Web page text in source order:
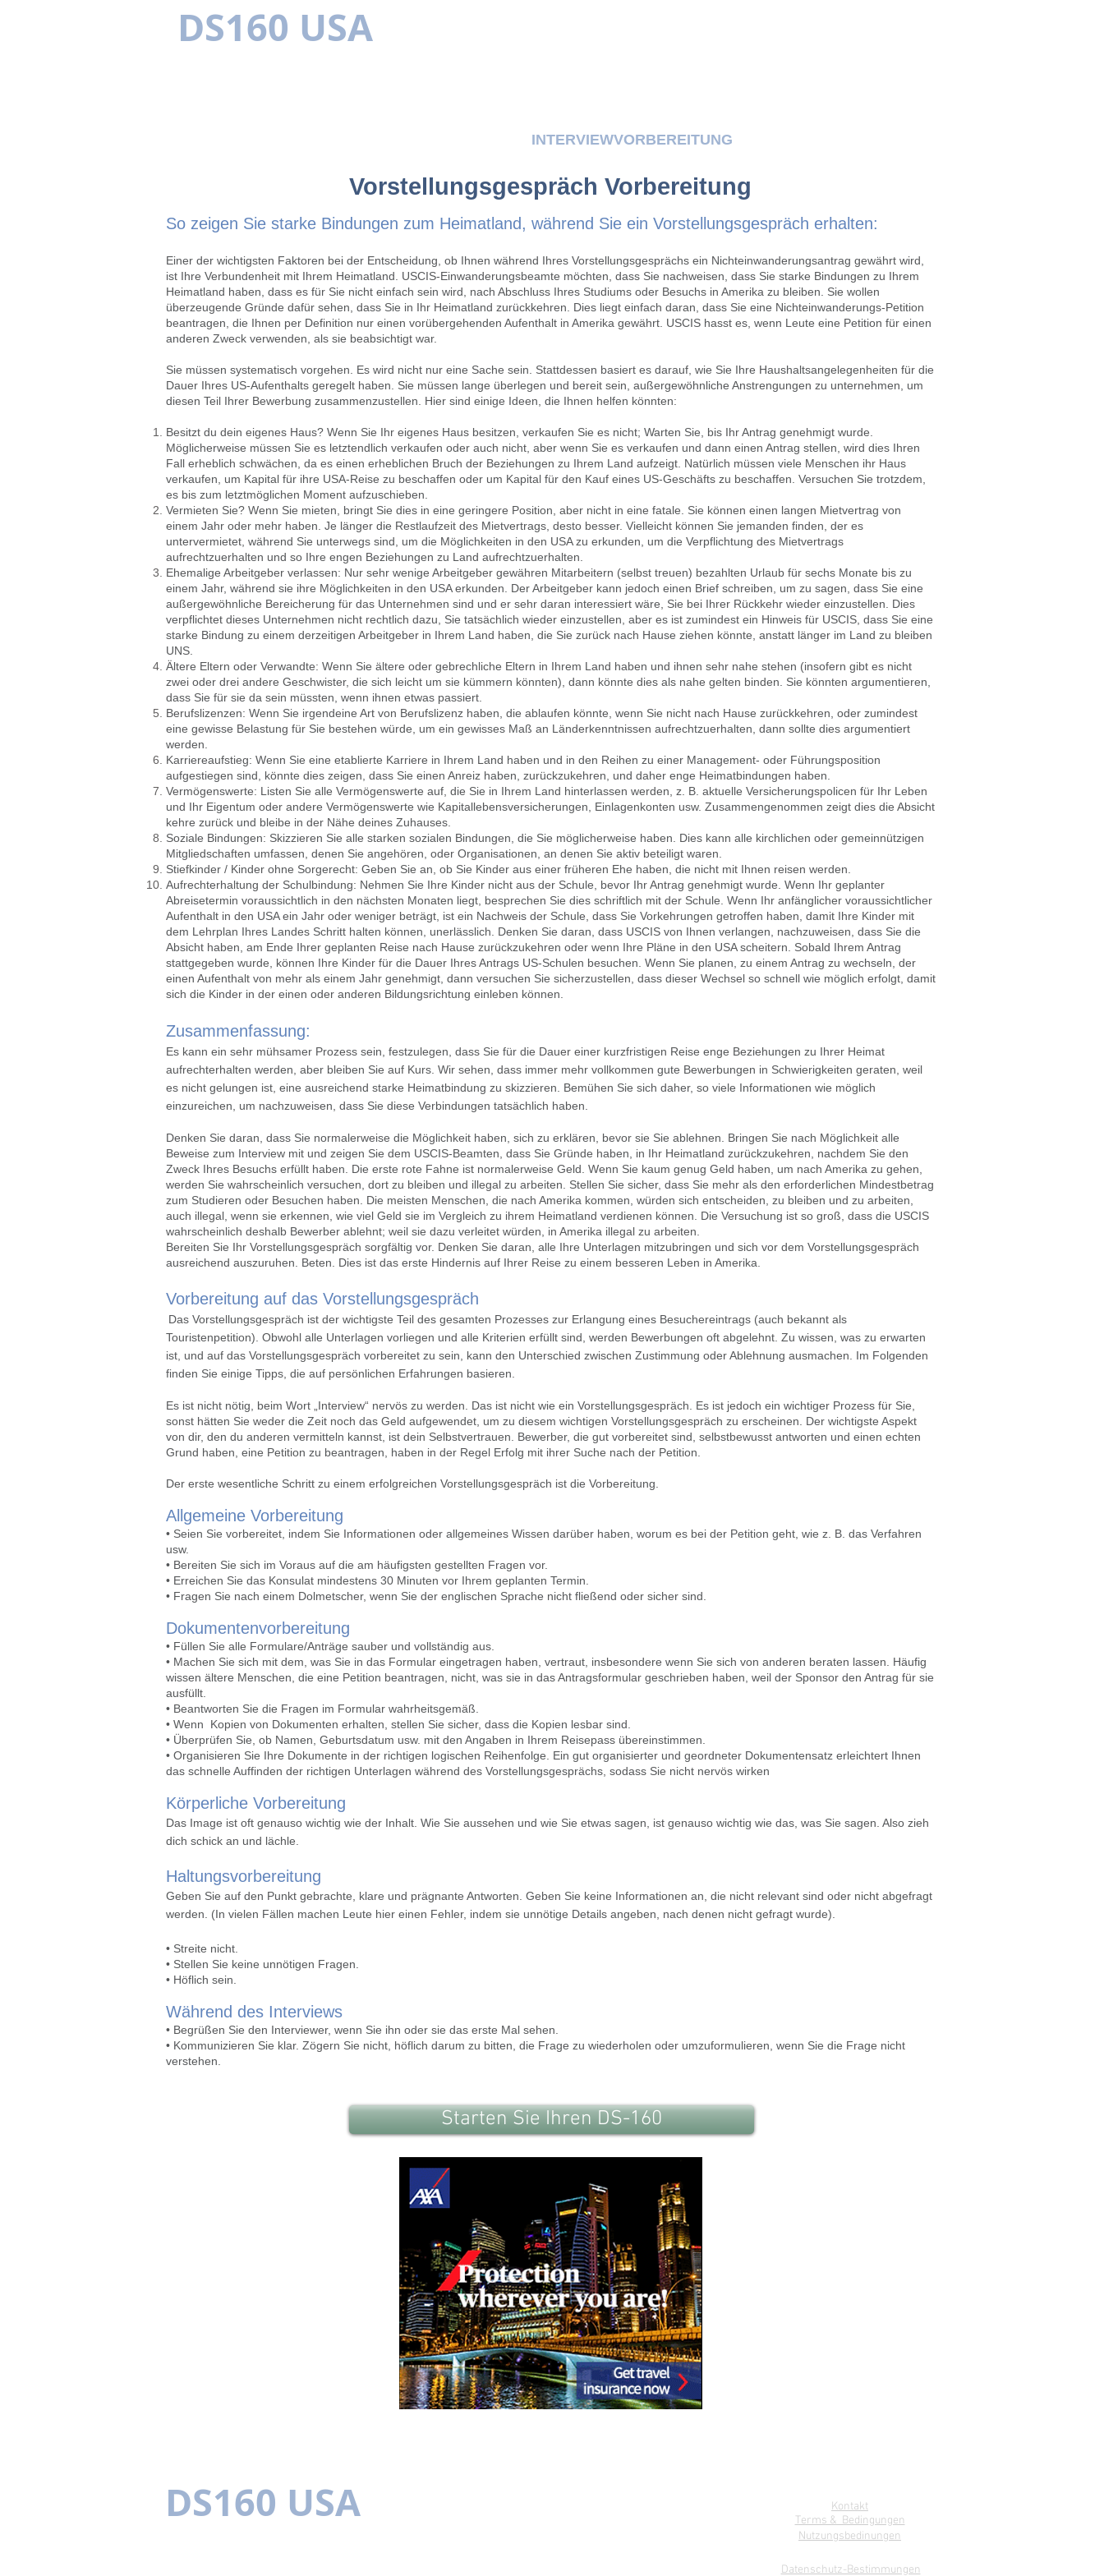
DS160 USA
INTERVIEWVORBEREITUNG
Vorstellungsgespräch Vorbereitung
So zeigen Sie starke Bindungen zum Heimatland, während Sie ein Vorstellungsgespräch erhalten:
Einer der wichtigsten Faktoren bei der Entscheidung, ob Ihnen während Ihres Vorstellungsgesprächs ein Nichteinwanderungsantrag gewährt wird,
ist Ihre Verbundenheit mit Ihrem Heimatland. USCIS-Einwanderungsbeamte möchten, dass Sie nachweisen, dass Sie starke Bindungen zu Ihrem
Heimatland haben, dass es für Sie nicht einfach sein wird, nach Abschluss Ihres Studiums oder Besuchs in Amerika zu bleiben. Sie wollen
überzeugende Gründe dafür sehen, dass Sie in Ihr Heimatland zurückkehren. Dies liegt einfach daran, dass Sie eine Nichteinwanderungs-Petition
beantragen, die Ihnen per Definition nur einen vorübergehenden Aufenthalt in Amerika gewährt. USCIS hasst es, wenn Leute eine Petition für einen
anderen Zweck verwenden, als sie beabsichtigt war.
Sie müssen systematisch vorgehen. Es wird nicht nur eine Sache sein. Stattdessen basiert es darauf, wie Sie Ihre Haushaltsangelegenheiten für die
Dauer Ihres US-Aufenthalts geregelt haben. Sie müssen lange überlegen und bereit sein, außergewöhnliche Anstrengungen zu unternehmen, um
diesen Teil Ihrer Bewerbung zusammenzustellen. Hier sind einige Ideen, die Ihnen helfen könnten:
Besitzt du dein eigenes Haus? Wenn Sie Ihr eigenes Haus besitzen, verkaufen Sie es nicht; Warten Sie, bis Ihr Antrag genehmigt wurde.
Möglicherweise müssen Sie es letztendlich verkaufen oder auch nicht, aber wenn Sie es verkaufen und dann einen Antrag stellen, wird dies Ihren
Fall erheblich schwächen, da es einen erheblichen Bruch der Beziehungen zu Ihrem Land aufzeigt. Natürlich müssen viele Menschen ihr Haus
verkaufen, um Kapital für ihre USA-Reise zu beschaffen oder um Kapital für den Kauf eines US-Geschäfts zu beschaffen. Versuchen Sie trotzdem,
es bis zum letztmöglichen Moment aufzuschieben.
Vermieten Sie? Wenn Sie mieten, bringt Sie dies in eine geringere Position, aber nicht in eine fatale. Sie können einen langen Mietvertrag von
einem Jahr oder mehr haben. Je länger die Restlaufzeit des Mietvertrags, desto besser. Vielleicht können Sie jemanden finden, der es
untervermietet, während Sie unterwegs sind, um die Möglichkeiten in den USA zu erkunden, um die Verpflichtung des Mietvertrags
aufrechtzuerhalten und so Ihre engen Beziehungen zu Land aufrechtzuerhalten.
Ehemalige Arbeitgeber verlassen: Nur sehr wenige Arbeitgeber gewähren Mitarbeitern (selbst treuen) bezahlten Urlaub für sechs Monate bis zu
einem Jahr, während sie ihre Möglichkeiten in den USA erkunden. Der Arbeitgeber kann jedoch einen Brief schreiben, um zu sagen, dass Sie eine
außergewöhnliche Bereicherung für das Unternehmen sind und er sehr daran interessiert wäre, Sie bei Ihrer Rückkehr wieder einzustellen. Dies
verpflichtet dieses Unternehmen nicht rechtlich dazu, Sie tatsächlich wieder einzustellen, aber es ist zumindest ein Hinweis für USCIS, dass Sie eine
starke Bindung zu einem derzeitigen Arbeitgeber in Ihrem Land haben, die Sie zurück nach Hause ziehen könnte, anstatt länger im Land zu bleiben
UNS.
Ältere Eltern oder Verwandte: Wenn Sie ältere oder gebrechliche Eltern in Ihrem Land haben und ihnen sehr nahe stehen (insofern gibt es nicht
zwei oder drei andere Geschwister, die sich leicht um sie kümmern könnten), dann könnte dies als nahe gelten binden. Sie könnten argumentieren,
dass Sie für sie da sein müssten, wenn ihnen etwas passiert.
Berufslizenzen: Wenn Sie irgendeine Art von Berufslizenz haben, die ablaufen könnte, wenn Sie nicht nach Hause zurückkehren, oder zumindest
eine gewisse Belastung für Sie bestehen würde, um ein gewisses Maß an Länderkenntnissen aufrechtzuerhalten, dann sollte dies argumentiert
werden.
Karriereaufstieg: Wenn Sie eine etablierte Karriere in Ihrem Land haben und in den Reihen zu einer Management- oder Führungsposition
aufgestiegen sind, könnte dies zeigen, dass Sie einen Anreiz haben, zurückzukehren, und daher enge Heimatbindungen haben.
Vermögenswerte: Listen Sie alle Vermögenswerte auf, die Sie in Ihrem Land hinterlassen werden, z. B. aktuelle Versicherungspolicen für Ihr Leben
und Ihr Eigentum oder andere Vermögenswerte wie Kapitallebensversicherungen, Einlagenkonten usw. Zusammengenommen zeigt dies die Absicht
kehre zurück und bleibe in der Nähe deines Zuhauses.
Soziale Bindungen: Skizzieren Sie alle starken sozialen Bindungen, die Sie möglicherweise haben. Dies kann alle kirchlichen oder gemeinnützigen
Mitgliedschaften umfassen, denen Sie angehören, oder Organisationen, an denen Sie aktiv beteiligt waren.
Stiefkinder / Kinder ohne Sorgerecht: Geben Sie an, ob Sie Kinder aus einer früheren Ehe haben, die nicht mit Ihnen reisen werden.
Aufrechterhaltung der Schulbindung: Nehmen Sie Ihre Kinder nicht aus der Schule, bevor Ihr Antrag genehmigt wurde. Wenn Ihr geplanter
Abreisetermin voraussichtlich in den nächsten Monaten liegt, besprechen Sie dies schriftlich mit der Schule. Wenn Ihr anfänglicher voraussichtlicher
Aufenthalt in den USA ein Jahr oder weniger beträgt, ist ein Nachweis der Schule, dass Sie Vorkehrungen getroffen haben, damit Ihre Kinder mit
dem Lehrplan Ihres Landes Schritt halten können, unerlässlich. Denken Sie daran, dass USCIS von Ihnen verlangen, nachzuweisen, dass Sie die
Absicht haben, am Ende Ihrer geplanten Reise nach Hause zurückzukehren oder wenn Ihre Pläne in den USA scheitern. Sobald Ihrem Antrag
stattgegeben wurde, können Ihre Kinder für die Dauer Ihres Antrags US-Schulen besuchen. Wenn Sie planen, zu einem Antrag zu wechseln, der
einen Aufenthalt von mehr als einem Jahr genehmigt, dann versuchen Sie sicherzustellen, dass dieser Wechsel so schnell wie möglich erfolgt, damit
sich die Kinder in der einen oder anderen Bildungsrichtung einleben können.
Zusammenfassung:
Es kann ein sehr mühsamer Prozess sein, festzulegen, dass Sie für die Dauer einer kurzfristigen Reise enge Beziehungen zu Ihrer Heimat
aufrechterhalten werden, aber bleiben Sie auf Kurs. Wir sehen, dass immer mehr vollkommen gute Bewerbungen in Schwierigkeiten geraten, weil
es nicht gelungen ist, eine ausreichend starke Heimatbindung zu skizzieren. Bemühen Sie sich daher, so viele Informationen wie möglich
einzureichen, um nachzuweisen, dass Sie diese Verbindungen tatsächlich haben.
Denken Sie daran, dass Sie normalerweise die Möglichkeit haben, sich zu erklären, bevor sie Sie ablehnen. Bringen Sie nach Möglichkeit alle
Beweise zum Interview mit und zeigen Sie dem USCIS-Beamten, dass Sie Gründe haben, in Ihr Heimatland zurückzukehren, nachdem Sie den
Zweck Ihres Besuchs erfüllt haben. Die erste rote Fahne ist normalerweise Geld. Wenn Sie kaum genug Geld haben, um nach Amerika zu gehen,
werden Sie wahrscheinlich versuchen, dort zu bleiben und illegal zu arbeiten. Stellen Sie sicher, dass Sie mehr als den erforderlichen Mindestbetrag
zum Studieren oder Besuchen haben. Die meisten Menschen, die nach Amerika kommen, würden sich entscheiden, zu bleiben und zu arbeiten,
auch illegal, wenn sie erkennen, wie viel Geld sie im Vergleich zu ihrem Heimatland verdienen können. Die Versuchung ist so groß, dass die USCIS
wahrscheinlich deshalb Bewerber ablehnt; weil sie dazu verleitet würden, in Amerika illegal zu arbeiten.
Bereiten Sie Ihr Vorstellungsgespräch sorgfältig vor. Denken Sie daran, alle Ihre Unterlagen mitzubringen und sich vor dem Vorstellungsgespräch
ausreichend auszuruhen. Beten. Dies ist das erste Hindernis auf Ihrer Reise zu einem besseren Leben in Amerika.
Vorbereitung auf das Vorstellungsgespräch
Das Vorstellungsgespräch ist der wichtigste Teil des gesamten Prozesses zur Erlangung eines Besuchereintrags (auch bekannt als
Touristenpetition). Obwohl alle Unterlagen vorliegen und alle Kriterien erfüllt sind, werden Bewerbungen oft abgelehnt. Zu wissen, was zu erwarten
ist, und auf das Vorstellungsgespräch vorbereitet zu sein, kann den Unterschied zwischen Zustimmung oder Ablehnung ausmachen. Im Folgenden
finden Sie einige Tipps, die auf persönlichen Erfahrungen basieren.
Es ist nicht nötig, beim Wort „Interview“ nervös zu werden. Das ist nicht wie ein Vorstellungsgespräch. Es ist jedoch ein wichtiger Prozess für Sie,
sonst hätten Sie weder die Zeit noch das Geld aufgewendet, um zu diesem wichtigen Vorstellungsgespräch zu erscheinen. Der wichtigste Aspekt
von dir, den du anderen vermitteln kannst, ist dein Selbstvertrauen. Bewerber, die gut vorbereitet sind, selbstbewusst antworten und einen echten
Grund haben, eine Petition zu beantragen, haben in der Regel Erfolg mit ihrer Suche nach der Petition.
Der erste wesentliche Schritt zu einem erfolgreichen Vorstellungsgespräch ist die Vorbereitung.
Allgemeine Vorbereitung
• Seien Sie vorbereitet, indem Sie Informationen oder allgemeines Wissen darüber haben, worum es bei der Petition geht, wie z. B. das Verfahren
usw.
• Bereiten Sie sich im Voraus auf die am häufigsten gestellten Fragen vor.
• Erreichen Sie das Konsulat mindestens 30 Minuten vor Ihrem geplanten Termin.
• Fragen Sie nach einem Dolmetscher, wenn Sie der englischen Sprache nicht fließend oder sicher sind.
Dokumentenvorbereitung
• Füllen Sie alle Formulare/Anträge sauber und vollständig aus.
• Machen Sie sich mit dem, was Sie in das Formular eingetragen haben, vertraut, insbesondere wenn Sie sich von anderen beraten lassen. Häufig
wissen ältere Menschen, die eine Petition beantragen, nicht, was sie in das Antragsformular geschrieben haben, weil der Sponsor den Antrag für sie
ausfüllt.
• Beantworten Sie die Fragen im Formular wahrheitsgemäß.
• Wenn Kopien von Dokumenten erhalten, stellen Sie sicher, dass die Kopien lesbar sind.
• Überprüfen Sie, ob Namen, Geburtsdatum usw. mit den Angaben in Ihrem Reisepass übereinstimmen.
• Organisieren Sie Ihre Dokumente in der richtigen logischen Reihenfolge. Ein gut organisierter und geordneter Dokumentensatz erleichtert Ihnen
das schnelle Auffinden der richtigen Unterlagen während des Vorstellungsgesprächs, sodass Sie nicht nervös wirken
Körperliche Vorbereitung
Das Image ist oft genauso wichtig wie der Inhalt. Wie Sie aussehen und wie Sie etwas sagen, ist genauso wichtig wie das, was Sie sagen. Also zieh
dich schick an und lächle.
Haltungsvorbereitung
Geben Sie auf den Punkt gebrachte, klare und prägnante Antworten. Geben Sie keine Informationen an, die nicht relevant sind oder nicht abgefragt
werden. (In vielen Fällen machen Leute hier einen Fehler, indem sie unnötige Details angeben, nach denen nicht gefragt wurde).
• Streite nicht.
• Stellen Sie keine unnötigen Fragen.
• Höflich sein.
Während des Interviews
• Begrüßen Sie den Interviewer, wenn Sie ihn oder sie das erste Mal sehen.
• Kommunizieren Sie klar. Zögern Sie nicht, höflich darum zu bitten, die Frage zu wiederholen oder umzuformulieren, wenn Sie die Frage nicht
verstehen.
Starten Sie Ihren DS-160
DS160 USA
Kontakt
Terms & Bedingungen
Nutzungsbedinungen
Datenschutz-Bestimmungen